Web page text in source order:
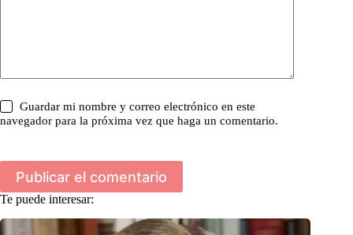
Guardar mi nombre y correo electrónico en este
navegador para la próxima vez que haga un comentario.
Publicar el comentario
Te puede interesar: